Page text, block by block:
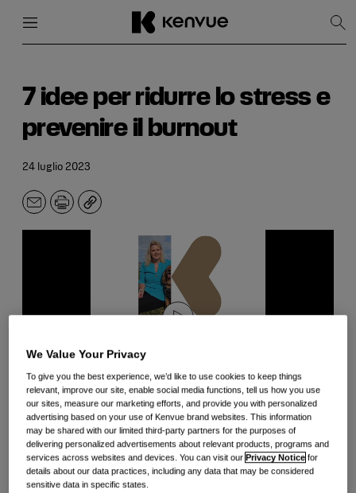
contenuto
7 idee per ridurre lo stress e
prevenire il burnout
24 luglio 2023
E-
Stampa
Copia
Quando la vita diventa frenetica, prendersi cura di noi
stessi sembra solo un’altra voce nella lista di cose da
fare. Tuttavia, la cura di sé non è motivata da egoismo:
We Value Your Privacy
To give you the best experience, we’d like to use cookies to keep things
relevant, improve our site, enable social media functions, tell us how you use
our sites, measure our marketing efforts, and provide you with personalized
advertising based on your use of Kenvue brand websites. This information
may be shared with our limited third-party partners for the purposes of
delivering personalized advertisements about relevant products, programs and
services across websites and devices. You can visit our Privacy Notice for
details about our data practices, including any data that may be considered
sensitive data in specific states.